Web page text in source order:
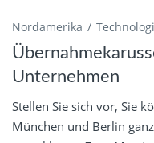
Nordamerika
Unternehmen
Stellen Sie sich vor, Sie
München und Berlin